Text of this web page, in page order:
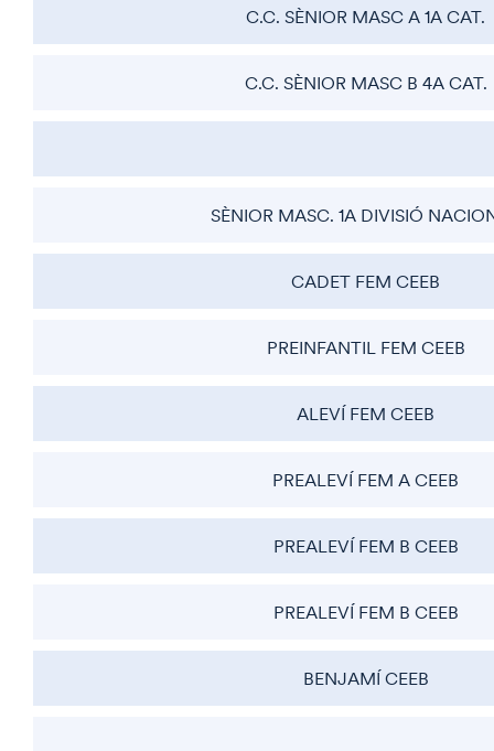
C.C. SÈNIOR MASC A 1A CAT.
C.C. SÈNIOR MASC B 4A CAT.
SÈNIOR MASC. 1A DIVISIÓ
CADET FEM CEEB
PREINFANTIL FEM CEEB
ALEVÍ FEM CEEB
PREALEVÍ FEM A CEEB
PREALEVÍ FEM B CEEB
PREALEVÍ FEM B CEEB
BENJAMÍ CEEB